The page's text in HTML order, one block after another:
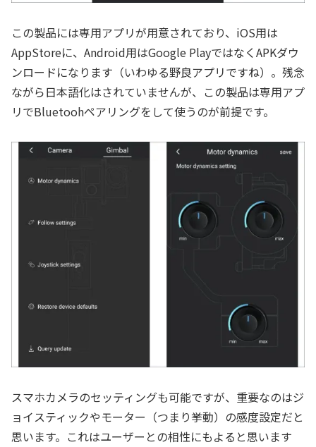
この製品には専用アプリが用意されており、iOS用は
AppStoreに、Android用はGoogle PlayではなくAPKダウ
ンロードになります（いわゆる野良アプリですね）。残念
ながら日本語化はされていませんが、この製品は専用アプ
リでBluetoohペアリングをして使うのが前提です。
スマホカメラのセッティングも可能ですが、重要なのはジ
ョイスティックやモーター（つまり挙動）の感度設定だと
思います。これはユーザーとの相性にもよると思います